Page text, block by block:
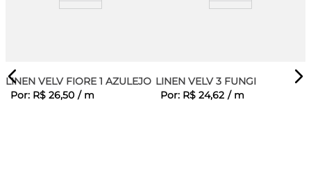
LINEN VELV FIORE 1 AZULEJO
Por: R$ 26,50 / m
LINEN VELV 3 FUNGI
Por: R$ 24,62 / m